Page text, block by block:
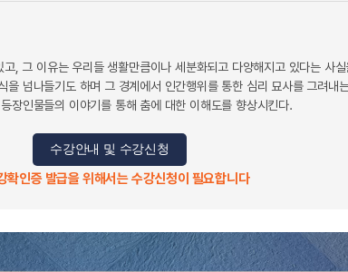
, 그 이유는 우리들 생활만큼이나 세분화되고 다양해지고 있다는 사
넘나들기도 하며 그 경계에서 인간행위를 통한 심리 묘사를 그려
장인물들의 이야기를 통해 춤에 대한 이해도를 향상시킨다.
수강안내 및 수강신청
확인증 발급을 위해서는 수강신청이 필요합니다